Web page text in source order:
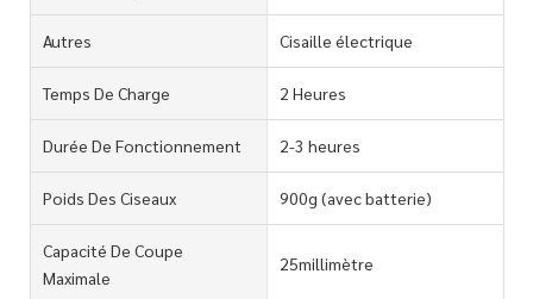
Autres Cisaille électrique
Temps De Charge 2 Heures
Durée De Fonctionnement 2-3 heures
Poids Des Ciseaux 900g (avec batterie)
Capacité De Coupe
Maximale
25millimètre